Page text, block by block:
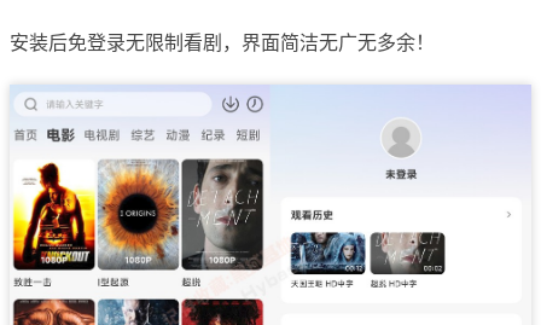
安装后免登录无限制看剧，界面简洁无广无多余！